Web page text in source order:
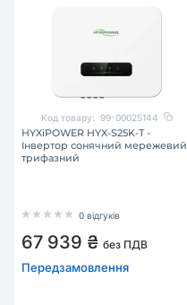
Код товару: 99-00025144
HYXiPOWER HYX-S25K-T -
Інвертор сонячний мережевий
трифазний
0 відгуків
67 939 ₴ без ПДВ
Передзамовлення